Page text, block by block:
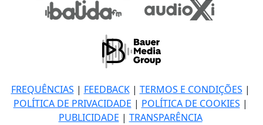
FREQUÊNCIAS | FEEDBACK| TERMOS E CONDIÇÕES |
POLÍTICA DE PRIVACIDADE | POLÍTICA DE COOKIES |
PUBLICIDADE | TRANSPARÊNCIA